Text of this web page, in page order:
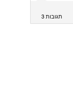
תגובות 3